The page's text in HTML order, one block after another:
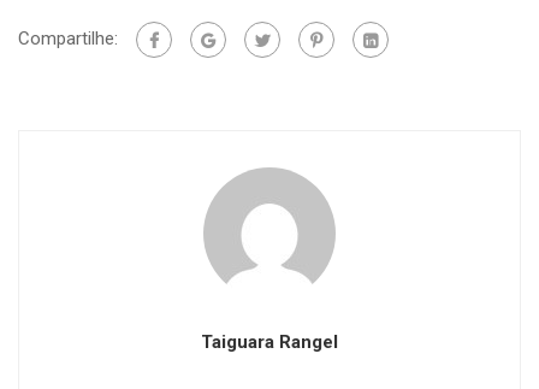
Compartilhe:
Taiguara Rangel